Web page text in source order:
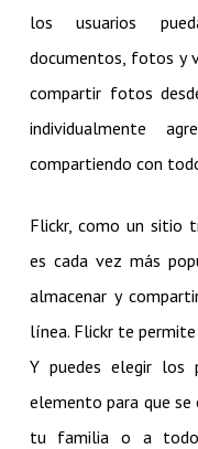
los usuarios
documentos, fotos y
compartir fotos
individualmente
compartiendo con
Flickr, como un sitio
es cada vez más
almacenar y
línea. Flickr te
Y puedes elegir los
elemento para que
tu familia o a